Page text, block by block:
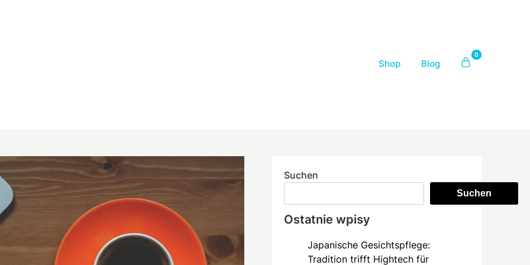
Shop Blog
0
Suchen
Suchen
Ostatnie wpisy
Japanische Gesichtspflege:
Tradition trifft Hightech für